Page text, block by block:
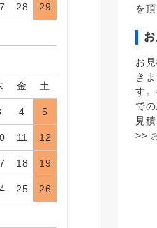
を
お
き
す
で
見
>>
28 29
金 土
4 5
11 12
18 19
25 26